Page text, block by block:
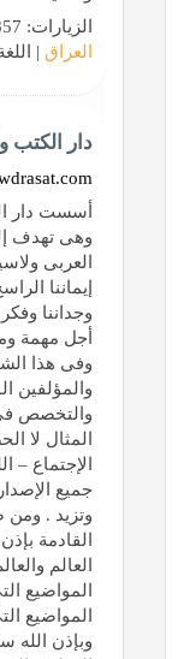
الزيارات: 857 | التقييم: 0 | المقيّمين: 0 | الدولة:
العراق |
دار الكتب
وهى تهدف
العربى
إيماننا
وجداننا
أجل مهمة
وفى هذا
والمؤلفين
والتخصص
المثال لا
الإجتماع –
وتزيد . ومن
القادمة
العالم
المواضيع
المواضيع
وبإذن الله